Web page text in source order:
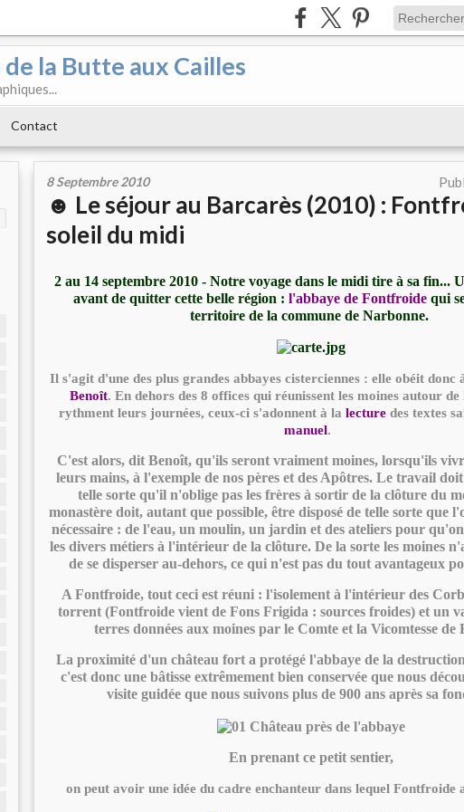
la Butte aux Cailles
Contact
8 Septembre 2010
☻ Le séjour au Barcarès (2010) :
soleil du midi
2 au 14 septembre 2010 - Notre voyage dans le midi tire à sa fin...
avant de quitter cette belle région : l'abbaye de Fontfroidequi
territoire de la commune de Narbonne.
Il s'agit d'une des plus grandes abbayes cisterciennes : elle obéit donc
Benoît. En dehors des 8 offices qui réunissent les moines autour de
rythment leurs journées, ceux-ci s'adonnent à la lecture des textes
manuel.
C'est alors, dit Benoît, qu'ils seront vraiment moines, lorsqu'ils
leurs mains, à l'exemple de nos pères et des Apôtres. Le travail
telle sorte qu'il n'oblige pas les frères à sortir de la clôture du
monastère doit, autant que possible, être disposé de telle sorte que
nécessaire : de l'eau, un moulin, un jardin et des ateliers pour
les divers métiers à l'intérieur de la clôture. De la sorte les moines
de se disperser au-dehors, ce qui n'est pas du tout avantageux
A Fontfroide, tout ceci est réuni : l'isolement à l'intérieur des
torrent (Fontfroide vient de Fons Frigida : sources froides) et un
terres données aux moines par le Comte et la Vicomtesse de
La proximité d'un château fort a protégé l'abbaye de la
c'est donc une bâtisse extrêmement bien conservée que nous
visite guidée que nous suivons plus de 900 ans après sa
En prenant ce petit sentier,
on peut avoir une idée du cadre enchanteur dans lequel Fontfroide